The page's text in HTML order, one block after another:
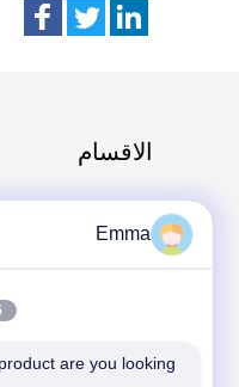
الاقسام
Emma
are you looking